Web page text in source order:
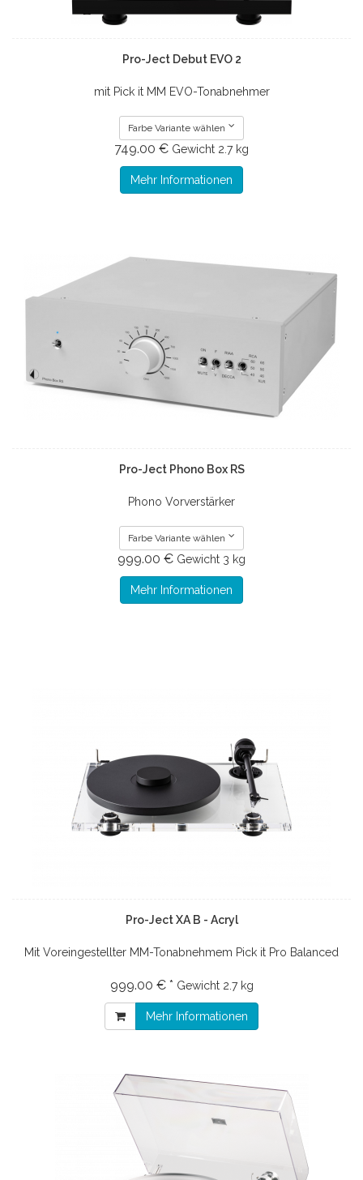
Pro-Ject Debut EVO 2
mit Pick it MM EVO-Tonabnehmer
Farbe Variante wählen
749.00 € Gewicht 2.7 kg
Mehr Informationen
Pro-Ject Phono Box RS
Phono Vorverstärker
Farbe Variante wählen
999.00 € Gewicht 3 kg
Mehr Informationen
Pro-Ject XA B - Acryl
Mit Voreingestellter MM-Tonabnehmem Pick it Pro Balanced
999.00 € * Gewicht 2.7 kg
Mehr Informationen